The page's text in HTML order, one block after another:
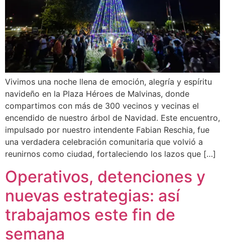
Vivimos una noche llena de emoción, alegría y espíritu
navideño en la Plaza Héroes de Malvinas, donde
compartimos con más de 300 vecinos y vecinas el
encendido de nuestro árbol de Navidad. Este encuentro,
impulsado por nuestro intendente Fabian Reschia, fue
una verdadera celebración comunitaria que volvió a
reunirnos como ciudad, fortaleciendo los lazos que […]
Operativos, detenciones y
nuevas estrategias: así
trabajamos este fin de
semana